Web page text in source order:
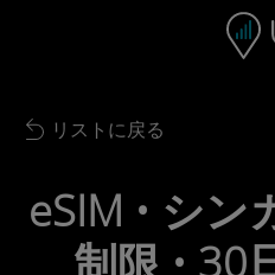
ナビゲーシ
Back to list
リストに戻る
eSIM • シン
制限 • 30